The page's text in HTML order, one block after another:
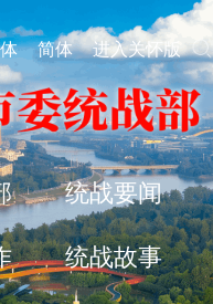
简体 进入关怀版
统战要闻
统战故事